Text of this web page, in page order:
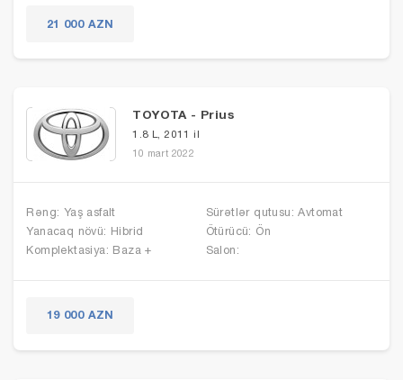
21 000 AZN
TOYOTA - Prius
1.8 L, 2011 il
10 mart 2022
Rəng: Yaş asfalt
Yanacaq növü: Hibrid
Komplektasiya: Baza +
Sürətlər qutusu: Avtomat
Ötürücü: Ön
Salon:
19 000 AZN